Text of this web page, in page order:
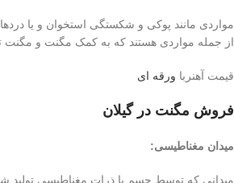
مواردی مانند پوکی و شکستگی استخوان و یا
از جمله مواردی هستند که به کمک مگنت و مگنت
قیمت آهنربا ورقه ای
فروش مگنت در گیلان
میدان مغناطیسی:
میدانی که توسط جسم یا ذرات مغناطیسی تولید